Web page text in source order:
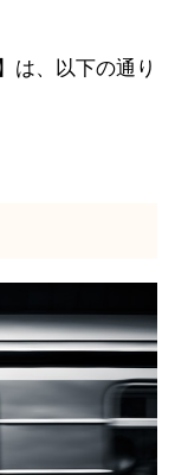
は、以下の通り